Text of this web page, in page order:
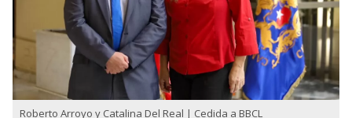
Roberto Arroyo y Catalina Del Real | Cedida a BBCL